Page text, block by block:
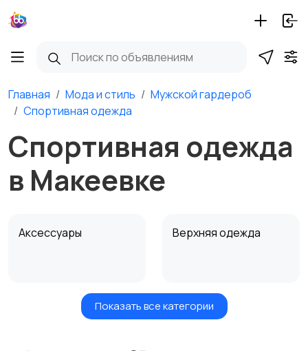
Главная Мода и стиль
Мужской гардероб
Спортивная одежда
Спортивная одежда
в Макеевке
Аксессуары Верхняя одежда
Головные уборы Домашняя одежда
Показать все категории